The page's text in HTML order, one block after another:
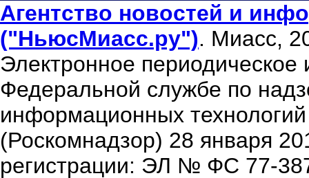
Агентство новостей и
("НьюсМиасс.ру"). Миасс,
Электронное периодическое
Федеральной службе по
информационных
(Роскомнадзор) 28 января
регистрации: ЭЛ № ФС 77-